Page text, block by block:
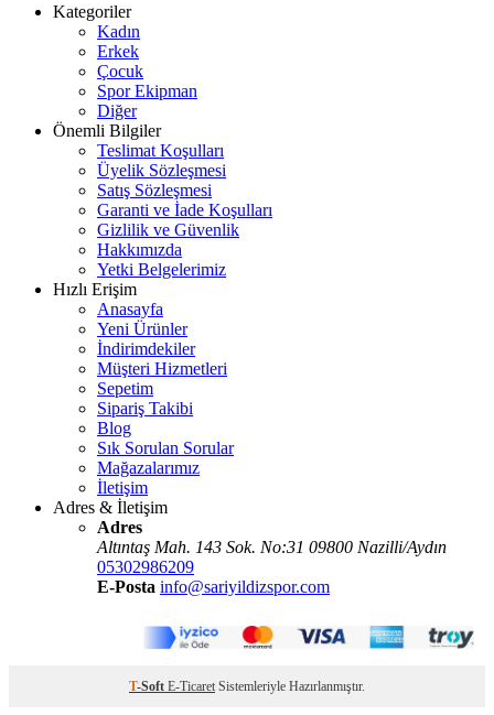
Kategoriler
Kadın
Erkek
Çocuk
Spor Ekipman
Diğer
Önemli Bilgiler
Teslimat Koşulları
Üyelik Sözleşmesi
Satış Sözleşmesi
Garanti ve İade Koşulları
Gizlilik ve Güvenlik
Hakkımızda
Yetki Belgelerimiz
Hızlı Erişim
Anasayfa
Yeni Ürünler
İndirimdekiler
Müşteri Hizmetleri
Sepetim
Sipariş Takibi
Blog
Sık Sorulan Sorular
Mağazalarımız
İletişim
Adres & İletişim
Adres
Altıntaş Mah. 143 Sok. No:31 09800 Nazilli/Aydın
05302986209
E-Posta info@sariyildizspor.com
T-Soft E-Ticaret Sistemleriyle Hazırlanmıştır.